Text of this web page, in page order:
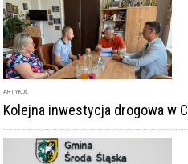
ARTYKUŁ
Kolejna inwestycja drogowa w